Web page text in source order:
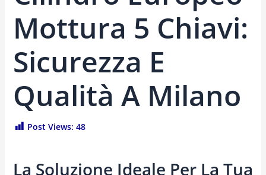
Mottura 5 Chiavi:
Sicurezza E
Qualità A Milano
Post Views: 48
La Soluzione Ideale Per La Tua